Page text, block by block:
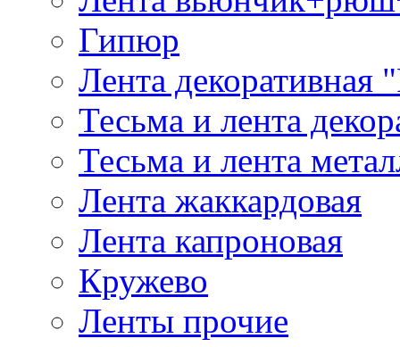
Гипюр
Лента декоративная
Тесьма и лента
Тесьма и лента
Лента жаккардовая
Лента капроновая
Кружево
Ленты прочие